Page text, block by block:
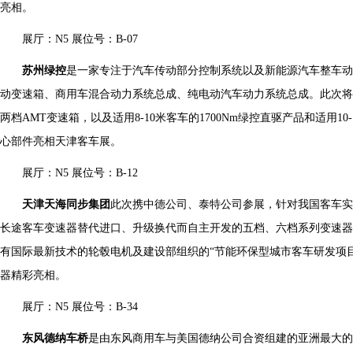
亮相。
展厅：N5 展位号：B-07
苏州绿控是一家专注于汽车传动部分控制系统以及新能源汽车整车
动变速箱、商用车混合动力系统总成、纯电动汽车动力系统总成。此次
两档AMT变速箱，以及适用8-10米客车的1700Nm绿控直驱产品和适用
心部件亮相天津客车展。
展厅：N5 展位号：B-12
天津天海同步集团 此次携中德公司、泰特公司参展，针对我国客车
长途客车变速器替代进口、升级换代而自主开发的五档、六档系列变速
有国际最新技术的轮毂电机及建设部组织的“节能环保型城市客车研发
器精彩亮相。
展厅：N5 展位号：B-34
东风德纳车桥是由东风商用车与美国德纳公司合资组建的亚洲最大